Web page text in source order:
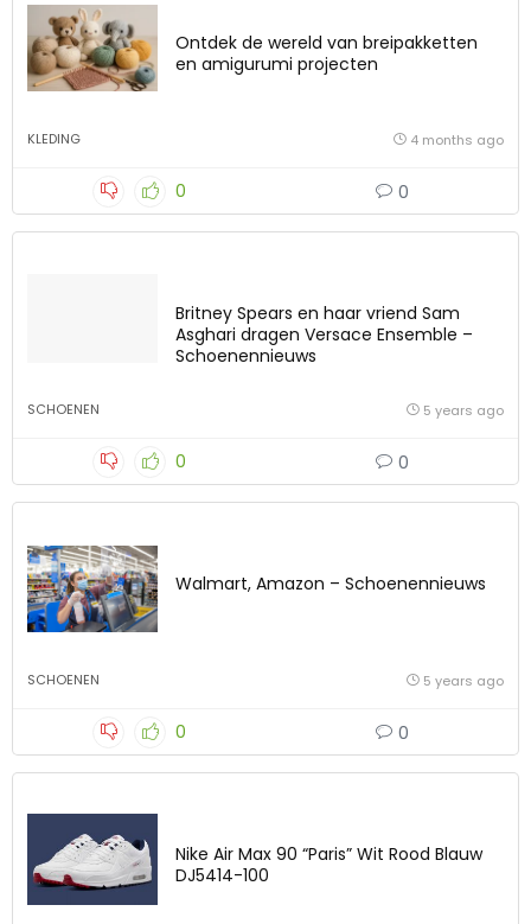
Ontdek de wereld van breipakketten
en amigurumi projecten
KLEDING 4 months ago
0 0
Britney Spears en haar vriend Sam
Asghari dragen Versace Ensemble –
Schoenennieuws
SCHOENEN 5 years ago
0 0
Walmart, Amazon – Schoenennieuws
SCHOENEN 5 years ago
0 0
Nike Air Max 90 “Paris” Wit Rood Blauw
DJ5414-100